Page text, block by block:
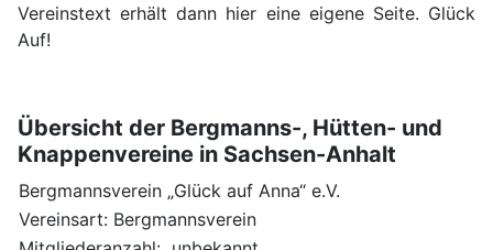
Vereinstext erhält dann hier eine eigene Seite. Glück
Auf!
Übersicht der Bergmanns-, Hütten- und
Knappenvereine in Sachsen-Anhalt
Bergmannsverein „Glück auf Anna“ e.V.
Vereinsart: Bergmannsverein